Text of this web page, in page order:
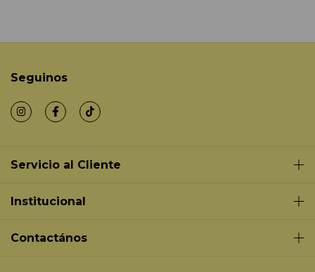
Seguinos
Servicio al Cliente
Institucional
Contactános